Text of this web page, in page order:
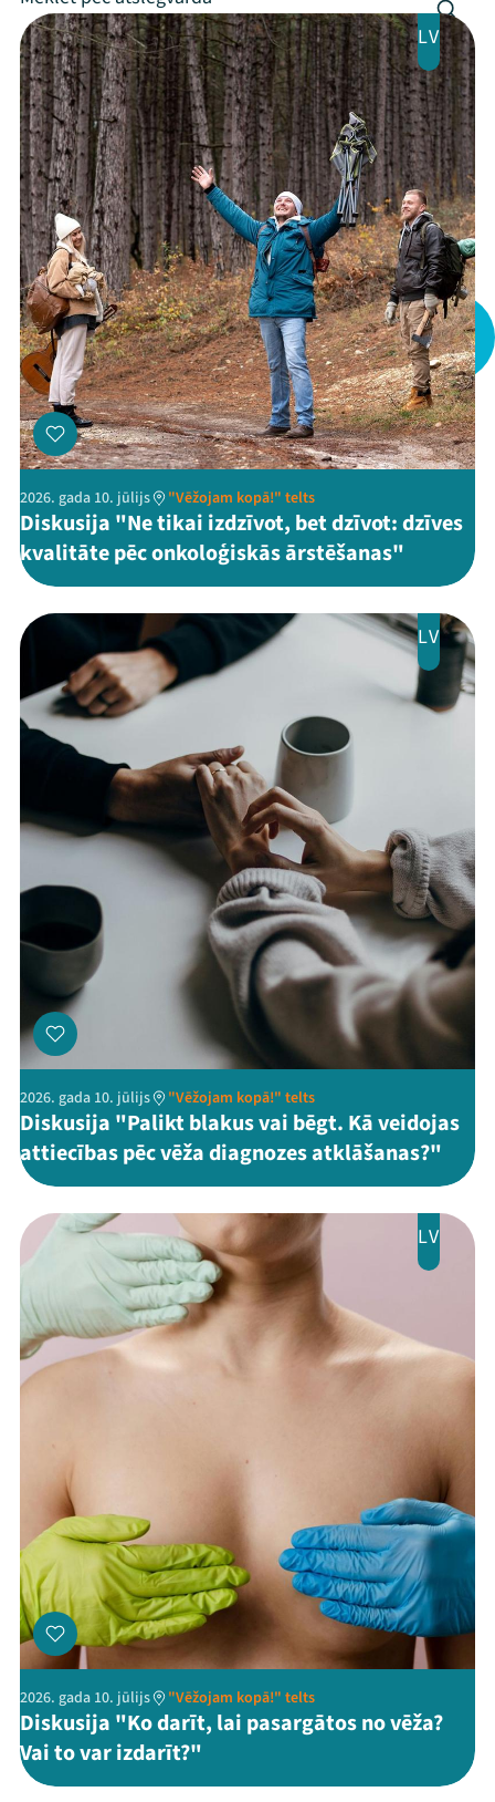
LV
2026. gada 10. jūlijs "Vēžojam kopā!" telts
Diskusija "Ne tikai izdzīvot, bet dzīvot: dzīves
kvalitāte pēc onkoloģiskās ārstēšanas"
LV
2026. gada 10. jūlijs "Vēžojam kopā!" telts
Diskusija "Palikt blakus vai bēgt. Kā veidojas
attiecības pēc vēža diagnozes atklāšanas?"
LV
2026. gada 10. jūlijs "Vēžojam kopā!" telts
Diskusija "Ko darīt, lai pasargātos no vēža?
Vai to var izdarīt?"